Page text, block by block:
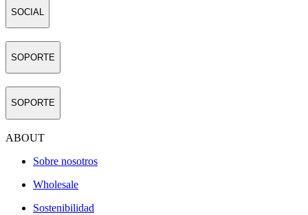
SOCIAL
SOPORTE
SOPORTE
ABOUT
Sobre nosotros
Wholesale
Sostenibilidad